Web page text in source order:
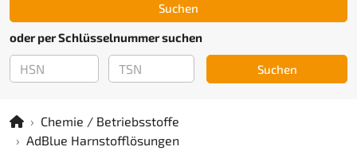
Suchen
oder per Schlüsselnummer suchen
Suchen
Chemie / Betriebsstoffe
AdBlue Harnstofflösungen